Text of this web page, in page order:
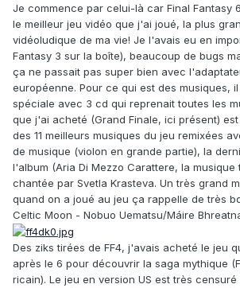
Je commence par celui-là car Final Fantasy
le meilleur jeu vidéo que j'ai joué, la plus
vidéoludique de ma vie! Je l'avais eu en
Fantasy 3 sur la boîte), beaucoup de bugs
ça ne passait pas super bien avec
européenne. Pour ce qui est des musiques,
spéciale avec 3 cd qui reprenait toutes les
que j'ai acheté (Grand Finale, ici présent)
des 11 meilleurs musiques du jeu remixées
de musique (violon en grande partie), la
l'album (Aria Di Mezzo Carattere, la musique
chantée par Svetla Krasteva. Un très grand
quand on a joué au jeu ça rappelle de très
Celtic Moon - Nobuo Uematsu/Máire
Des ziks tirées de FF4, j'avais acheté le jeu
après le 6 pour découvrir la saga mythique
ricain). Le jeu en version US est très